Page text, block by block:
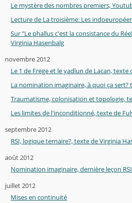
Le mystère des nombres premiers,
Lecture de La troisième: Les
Sur "Le phallus c'est la consistance du
Virginia Hasenbalg
novembre 2012
Le 1 de Frege et le yadlun de Lacan, texte
La nomination imaginaire, à quoi ça sert?
Traumatisme, colonisation et topologie,
Les limites de l'inconditionné, texte de
septembre 2012
RSI, logique ternaire?, texte de Virginia
août 2012
Nomination imaginaire, dernière leçon RSI
juillet 2012
Mises en continuité